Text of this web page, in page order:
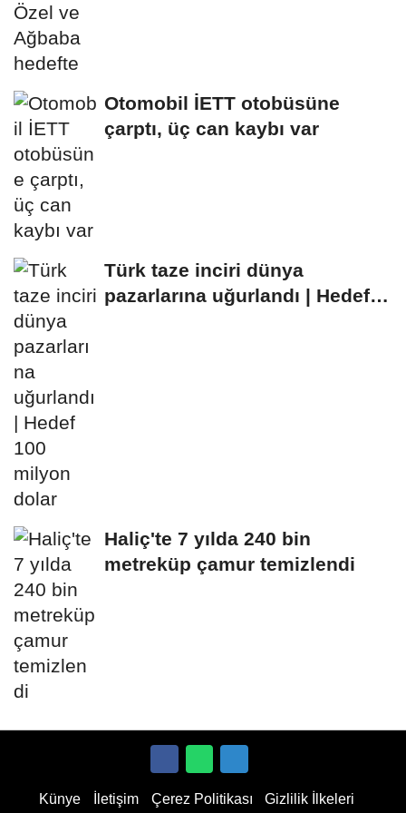
Otomobil İETT otobüsüne
çarptı, üç can kaybı var
Türk taze inciri dünya
pazarlarına uğurlandı | Hedef
Haliç'te 7 yılda 240 bin
metreküp çamur temizlendi
Künye İletişim Çerez Politikası Gizlilik İlkeleri